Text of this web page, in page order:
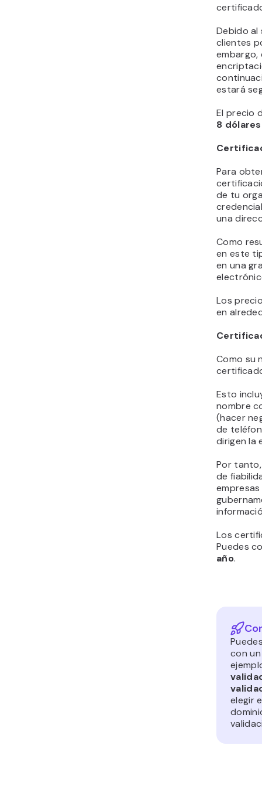
Debido al
clientes
embargo,
estará
El precio
8
Para
de tu
una
Como
en este
en una
Los
en
Como su
Esto
nombre
(hacer
de
dirigen la
Por
de
Los
Puedes
año.
con
elegir